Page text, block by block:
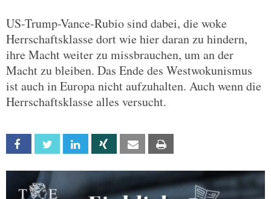
US-Trump-Vance-Rubio sind dabei, die woke
Herrschaftsklasse dort wie hier daran zu hindern,
ihre Macht weiter zu missbrauchen, um an der
Macht zu bleiben. Das Ende des Westwokunismus
ist auch in Europa nicht aufzuhalten. Auch wenn die
Herrschaftsklasse alles versucht.
Facebook Twitter Linkedin Xing Email